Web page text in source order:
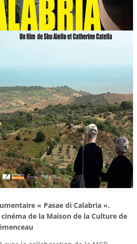
« Pasae di Calabria ».
cinéma de la Maison de la Culture de